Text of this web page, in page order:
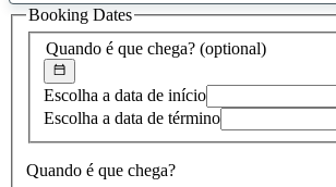
encontrada
Quando é que chega? (optional)
Escolha a data de início
Escolha a data de término
Quando é que chega?
Booking Dates